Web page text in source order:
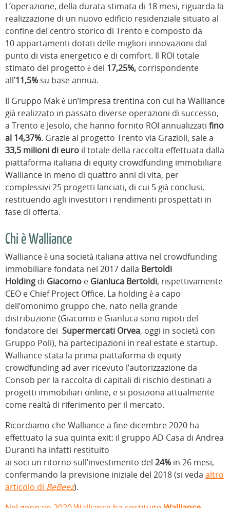
L’operazione, della durata stimata di 18 mesi, riguarda la
realizzazione di un nuovo edificio residenziale situato al
confine del centro storico di Trento e composto da
10 appartamenti dotati delle migliori innovazioni dal
punto di vista energetico e di comfort. Il ROI totale
stimato del progetto è del 17,25%, corrispondente
all’11,5% su base annua.
Il Gruppo Mak è un’impresa trentina con cui ha Walliance
già realizzato in passato diverse operazioni di successo,
a Trento e Jesolo, che hanno fornito ROI annualizzati fino
al 14,37%. Grazie al progetto Trento via Grazioli, sale a
33,5 milioni di euro il totale della raccolta effettuata dalla
piattaforma italiana di equity crowdfunding immobiliare
Walliance in meno di quattro anni di vita, per
complessivi 25 progetti lanciati, di cui 5 già conclusi,
restituendo agli investitori i rendimenti prospettati in
fase di offerta.
Chi è Walliance
Walliance è una società italiana attiva nel crowdfunding
immobiliare fondata nel 2017 dalla Bertoldi
Holding di Giacomo e Gianluca Bertoldi, rispettivamente
CEO e Chief Project Office. La holding è a capo
dell’omonimo gruppo che, nato nella grande
distribuzione (Giacomo e Gianluca sono nipoti del
fondatore dei Supermercati Orvea, oggi in società con
Gruppo Poli), ha partecipazioni in real estate e startup.
Walliance stata la prima piattaforma di equity
crowdfunding ad aver ricevuto l’autorizzazione da
Consob per la raccolta di capitali di rischio destinati a
progetti immobiliari online, e si posiziona attualmente
come realtà di riferimento per il mercato.
Ricordiamo che Walliance a fine dicembre 2020 ha
effettuato la sua quinta exit: il gruppo AD Casa di Andrea
Duranti ha infatti restituito
ai soci un ritorno sull’investimento del 24% in 26 mesi,
confermando la previsione iniziale del 2018 (si veda altro
articolo di BeBeez).